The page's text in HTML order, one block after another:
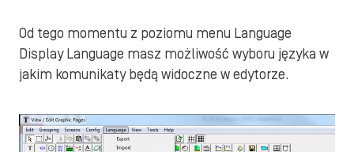
Od tego momentu z poziomu menu Language
Display Language masz możliwość wyboru języka w
jakim komunikaty będą widoczne w edytorze.